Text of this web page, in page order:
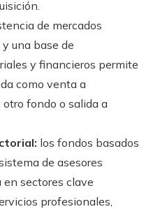
de mercados
una base de
y financieros permite
como venta a
fondo o salida a
los fondos basados
de asesores
sectores clave
profesionales,